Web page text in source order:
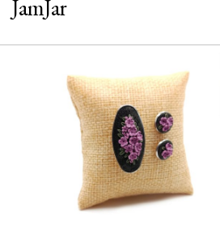
JamJar